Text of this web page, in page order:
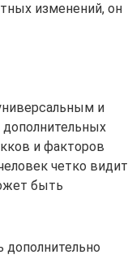
изменений, он
и
и факторов
четко видит
быть